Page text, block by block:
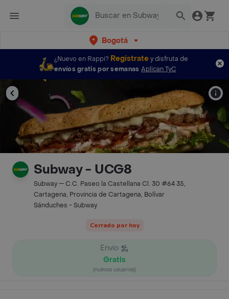
Bogotá
¿Nuevo en Rappi? Regístratey disfruta de
envíos gratis por semanas Aplican TyC
Subway - UCG8
Subway — C.C. Paseo la Castellana Cl. 30 #64 35,
Cartagena, Provincia de Cartagena, Bolívar
Sánduches - Subway
Cerrado por hoy
Envío
Gratis
(nuevos usuarios)